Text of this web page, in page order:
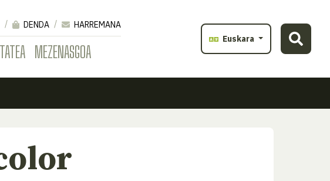
MEZENASGOA
DENDA
HARREMANA
Euskara